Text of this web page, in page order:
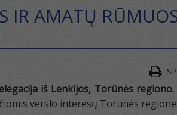
IR AMATŲ
iš Lenkijos, Torūnės regiono.
verslo interesų Torūnės regione.